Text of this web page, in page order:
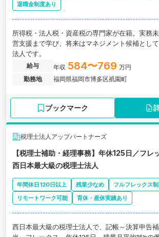
退職金制度あり
所得税・法人税・資産税の専門家が在籍。実務
営支援まで学び、将来はマネジメント候補とし
法人です。
給与 年収 584〜769 万円
勤務地
福岡県福岡市博多区祇園町
ブックマーク
税理士法人アップパートナーズ
【税理士補助・経理事務】年休125日／フレ
西日本最大級の税理士法人
年間休日120日以上 残業少なめ
フルフレックス
リモートワーク可能
育休・産休実績あり
西日本最大級の税理士法人で、記帳～決算申告